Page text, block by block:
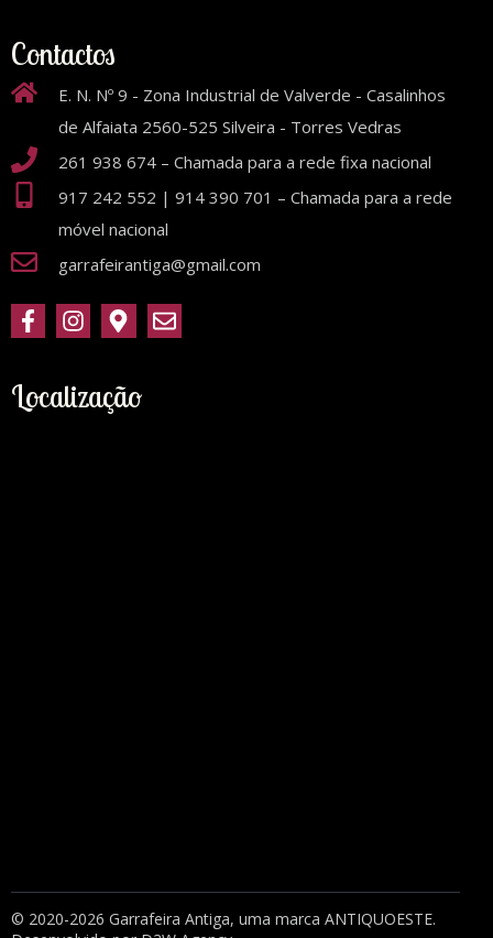
Contactos
E. N. Nº 9 - Zona Industrial de Valverde - Casalinhos
de Alfaiata 2560-525 Silveira - Torres Vedras
261 938 674 – Chamada para a rede fixa nacional
917 242 552 | 914 390 701 – Chamada para a rede
móvel nacional
garrafeirantiga@gmail.com
Localização
© 2020-2026 Garrafeira Antiga, uma marca ANTIQUOESTE.